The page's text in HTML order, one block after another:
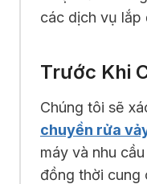
các dịch vụ lắp
Trước Khi
Chúng tôi sẽ
chuyền rửa
máy và nhu
đồng thời cung